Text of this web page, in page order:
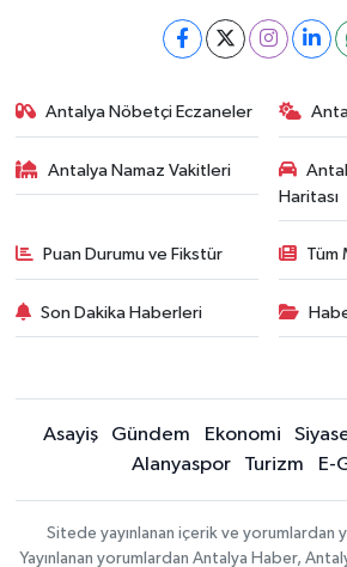
Antalya Nöbetçi Eczaneler
Antalya Namaz Vakitleri
Haritası
Puan Durumu ve Fikstür Tüm
Son Dakika Haberleri
Asayiş Gündem Ekonomi
Alanyaspor
Turizm E-
Sitede yayınlanan içerik ve yorumlardan
Yayınlanan yorumlardan Antalya Haber,